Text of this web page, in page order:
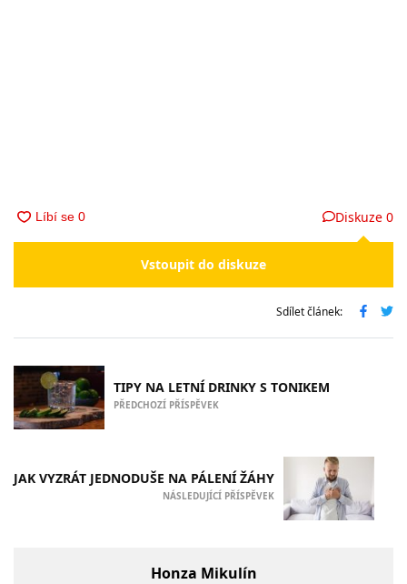
Diskuze 0
Vstoupit do diskuze
Sdílet článek:
TIPY NA LETNÍ DRINKY S TONIKEM
PŘEDCHOZÍ PŘÍSPĚVEK
JAK VYZRÁT JEDNODUŠE NA PÁLENÍ ŽÁHY
NÁSLEDUJÍCÍ PŘÍSPĚVEK
Honza Mikulín